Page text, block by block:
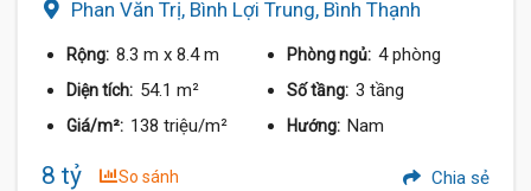
Phan Văn Trị, Bình Lợi Trung, Bình Thạnh
Rộng: 8.3 m x 8.4 m Phòng ngủ: 4 phòng
Diện tích: 54.1 m² Số tầng: 3 tầng
Giá/m²: 138 triệu/m² Hướng: Nam
8 tỷ So sánh Chia sẻ